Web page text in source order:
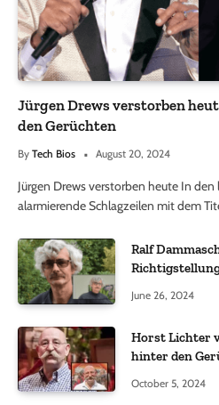
Jürgen Drews verstorben
den Gerüchten
By Tech Bios August 20, 2024
Jürgen Drews verstorben heute In
alarmierende Schlagzeilen mit dem
Ralf
June 26, 2024
Horst Lichter
hinter den
October 5, 2024